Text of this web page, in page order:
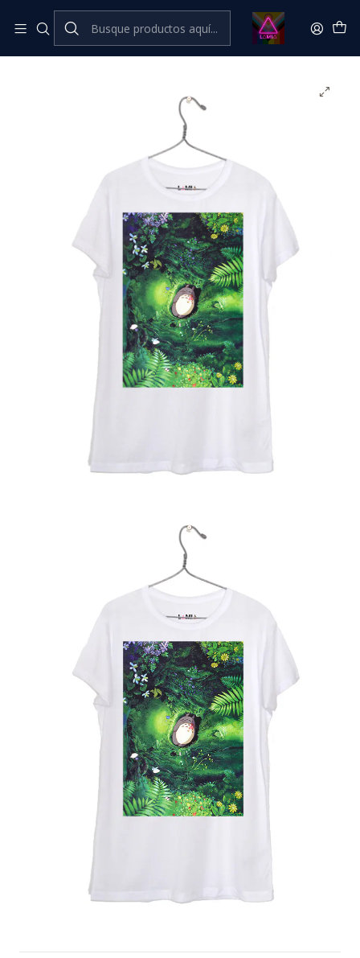
Inicio Catálogo Classic Cine Series y TV Classic
Mi Vecino Totoro Ghibli #3